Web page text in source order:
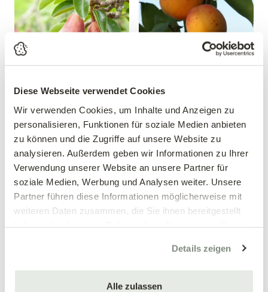
Diese Webseite verwendet Cookies
Wir verwenden Cookies, um Inhalte und Anzeigen zu
personalisieren, Funktionen für soziale Medien anbieten
zu können und die Zugriffe auf unsere Website zu
analysieren. Außerdem geben wir Informationen zu Ihrer
Verwendung unserer Website an unsere Partner für
soziale Medien, Werbung und Analysen weiter. Unsere
Partner führen diese Informationen möglicherweise mit
weiteren Daten zusammen, die Sie ihnen bereitgestellt
Details zeigen
Alle zulassen
'Starkrimson'®
Pyrus communis
'Starkrimson'®
49,90 €
Säulenbusch
Prunus armeniaca 'Orange
Summer'
39,90 €
mehrere Varianten verfügbar!